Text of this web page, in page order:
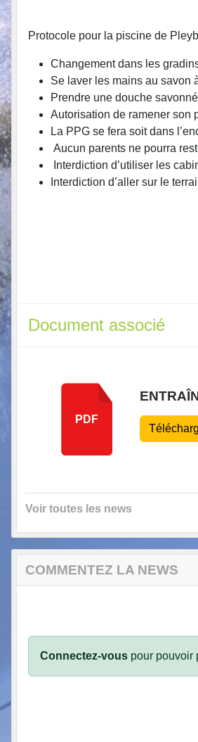
Protocole pour la piscine de
Changement dans les
Se laver les mains au savon
Prendre une douche
Autorisation de ramener son
La PPG se fera soit dans
Aucun parents ne pourra
Interdiction d’utiliser les
Interdiction d’aller sur le
Document associé
PDF
Voir toutes les news
COMMENTEZ LA NEWS
Connectez-vous pour pouvoir